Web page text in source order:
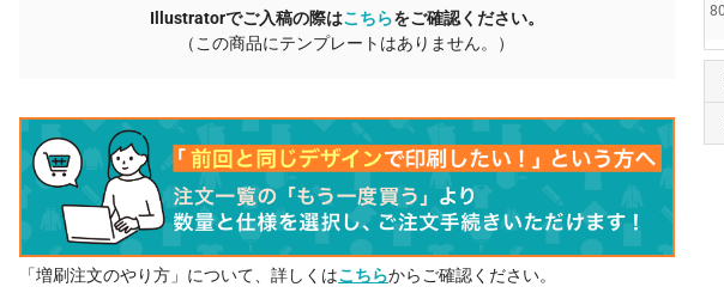
Illustratorでご入稿の際はこちらをご確認ください。
（この商品にテンプレートはありません。）
「増刷注文のやり方」について、詳しくはこちらからご確認ください。